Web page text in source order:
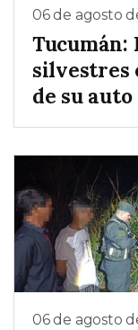
06 de agosto
Tucumán:
silvestres
de su auto
06 de agosto